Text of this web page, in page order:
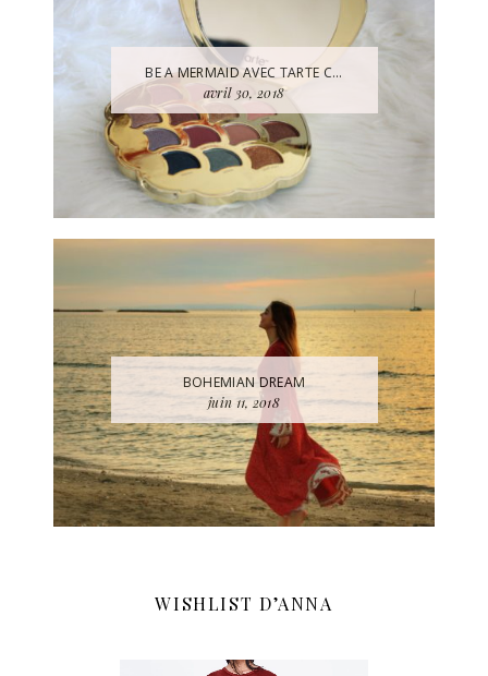
BE A MERMAID AVEC TARTE C...
avril 30, 2018
BOHEMIAN DREAM
juin 11, 2018
WISHLIST D’ANNA